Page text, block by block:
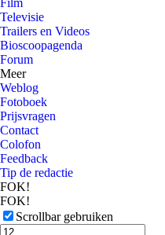
Film
Televisie
Trailers en Videos
Bioscoopagenda
Forum
Meer
Weblog
Fotoboek
Prijsvragen
Contact
Colofon
Feedback
Tip de redactie
FOK!
FOK!
Scrollbar gebruiken